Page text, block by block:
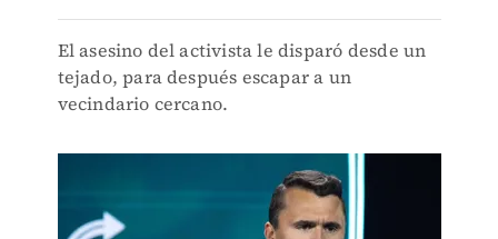
El asesino del activista le disparó desde un
tejado, para después escapar a un
vecindario cercano.